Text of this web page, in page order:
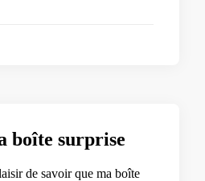
boîte surprise
de savoir que ma boîte